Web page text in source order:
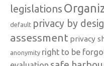
legislations
default privacy by
assessment privacy
anonymity right to be